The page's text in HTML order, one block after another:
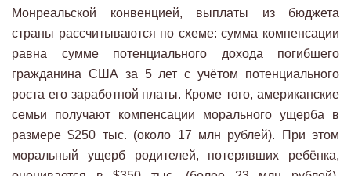
Монреальской конвенцией, выплаты из бюджета
страны рассчитываются по схеме: сумма компенсации
равна сумме потенциального дохода погибшего
гражданина США за 5 лет с учётом потенциального
роста его заработной платы. Кроме того, американские
семьи получают компенсации морального ущерба в
размере $250 тыс. (около 17 млн рублей). При этом
моральный ущерб родителей, потерявших ребёнка,